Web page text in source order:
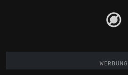
WERBUNG